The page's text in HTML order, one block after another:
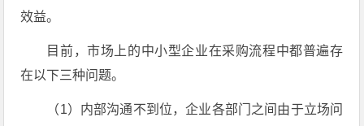
效益。
目前，市场上的中小型企业在采购流程中都普遍存
在以下三种问题。
（1）内部沟通不到位，企业各部门之间由于立场问